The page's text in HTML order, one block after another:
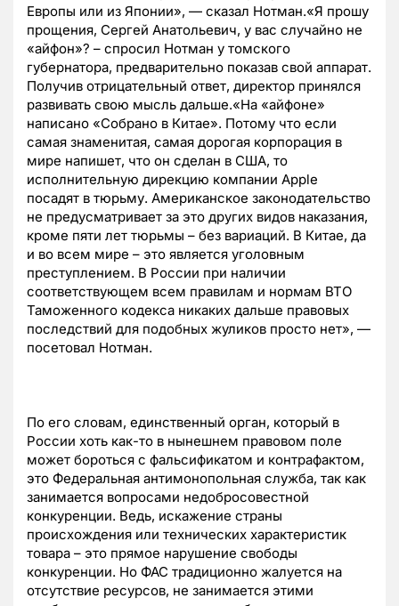
Европы или из Японии», — сказал Нотман.«Я прошу
прощения, Сергей Анатольевич, у вас случайно не
«айфон»? – спросил Нотман у томского
губернатора, предварительно показав свой аппарат.
Получив отрицательный ответ, директор принялся
развивать свою мысль дальше.«На «айфоне»
написано «Собрано в Китае». Потому что если
самая знаменитая, самая дорогая корпорация в
мире напишет, что он сделан в США, то
исполнительную дирекцию компании Apple
посадят в тюрьму. Американское законодательство
не предусматривает за это других видов наказания,
кроме пяти лет тюрьмы – без вариаций. В Китае, да
и во всем мире – это является уголовным
преступлением. В России при наличии
соответствующем всем правилам и нормам ВТО
Таможенного кодекса никаких дальше правовых
последствий для подобных жуликов просто нет», —
посетовал Нотман.
По его словам, единственный орган, который в
России хоть как-то в нынешнем правовом поле
может бороться с фальсификатом и контрафактом,
это Федеральная антимонопольная служба, так как
занимается вопросами недобросовестной
конкуренции. Ведь, искажение страны
происхождения или технических характеристик
товара – это прямое нарушение свободы
конкуренции. Но ФАС традиционно жалуется на
отсутствие ресурсов, не занимается этими